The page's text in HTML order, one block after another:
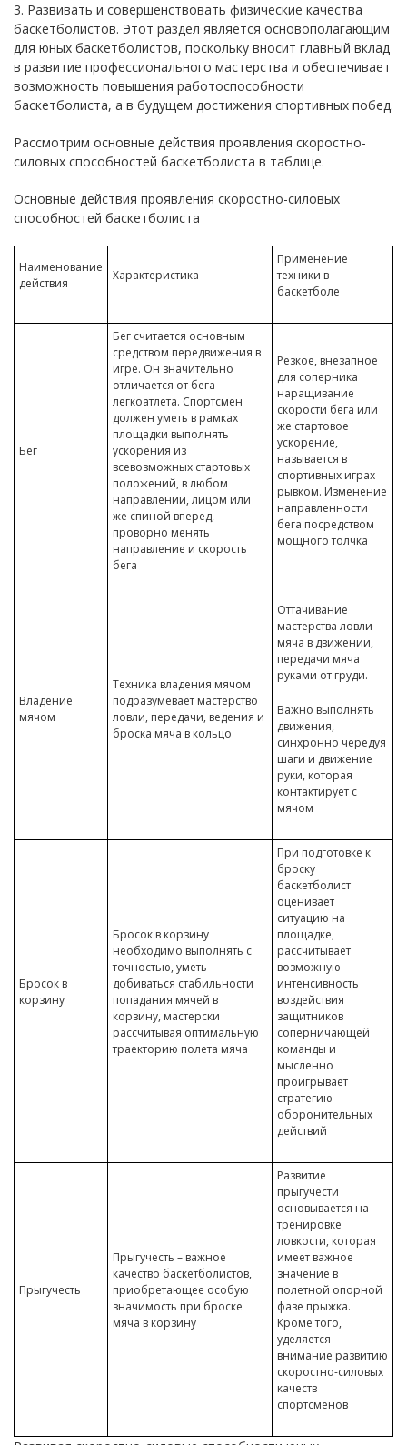
3. Развивать и совершенствовать физические качества
баскетболистов. Этот раздел является основополагающим
для юных баскетболистов, поскольку вносит главный вклад
в развитие профессионального мастерства и обеспечивает
возможность повышения работоспособности
баскетболиста, а в будущем достижения спортивных побед.
Рассмотрим основные действия проявления скоростно-
силовых способностей баскетболиста в таблице.
Основные действия проявления скоростно-силовых
способностей баскетболиста
Наименование
действия
Характеристика
Применение
техники в
баскетболе
Бег
Бег считается основным
средством передвижения в
игре. Он значительно
отличается от бега
легкоатлета. Спортсмен
должен уметь в рамках
площадки выполнять
ускорения из
всевозможных стартовых
положений, в любом
направлении, лицом или
же спиной вперед,
проворно менять
направление и скорость
бега
Резкое, внезапное
для соперника
наращивание
скорости бега или
же стартовое
ускорение,
называется в
спортивных играх
рывком. Изменение
направленности
бега посредством
мощного толчка
Владение
мячом
Техника владения мячом
подразумевает мастерство
ловли, передачи, ведения и
броска мяча в кольцо
Оттачивание
мастерства ловли
мяча в движении,
передачи мяча
руками от груди.
Важно выполнять
движения,
синхронно чередуя
шаги и движение
руки, которая
контактирует с
мячом
Бросок в
корзину
Бросок в корзину
необходимо выполнять с
точностью, уметь
добиваться стабильности
попадания мячей в
корзину, мастерски
рассчитывая оптимальную
траекторию полета мяча
При подготовке к
броску
баскетболист
оценивает
ситуацию на
площадке,
рассчитывает
возможную
интенсивность
воздействия
защитников
соперничающей
команды и
мысленно
проигрывает
стратегию
оборонительных
действий
Прыгучесть
Прыгучесть – важное
качество баскетболистов,
приобретающее особую
значимость при броске
мяча в корзину
Развитие
прыгучести
основывается на
тренировке
ловкости, которая
имеет важное
значение в
полетной опорной
фазе прыжка.
Кроме того,
уделяется
внимание развитию
скоростно-силовых
качеств
спортсменов